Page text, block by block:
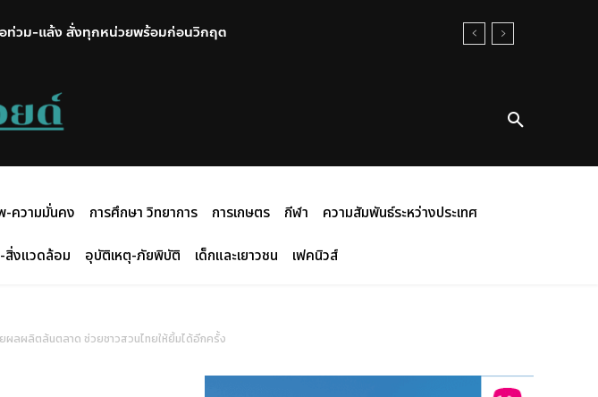
ท่วม-แล้ง สั่งทุกหน่วยพร้อมก่อนวิกฤต
-ความมั่นคง การศึกษา วิทยาการ การเกษตร กีฬา
ความสัมพันธ์ระหว่างประเทศ
สิ่งแวดล้อม อุบัติเหตุ-ภัยพิบัติ เด็กและเยาวชน เฟคนิวส์
ยผลผลิตล้นตลาด ช่วยชาวสวนไทยให้ยิ้มได้อีกครั้ง